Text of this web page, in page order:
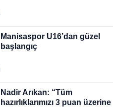
Manisaspor U16’dan güzel
başlangıç
Nadir Arıkan: “Tüm
hazırlıklarımızı 3 puan üzerine